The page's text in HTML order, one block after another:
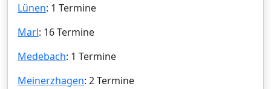
Lünen: 1 Termine
Marl: 16 Termine
Medebach: 1 Termine
Meinerzhagen: 2 Termine